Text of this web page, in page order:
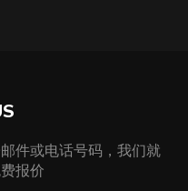
件或电话号码，我们就
报价